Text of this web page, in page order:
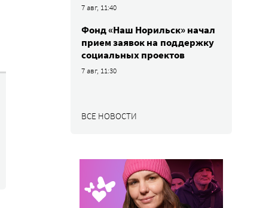
7 авг, 11:40
Фонд «Наш Норильск» начал
прием заявок на поддержку
социальных проектов
7 авг, 11:30
ВСЕ НОВОСТИ